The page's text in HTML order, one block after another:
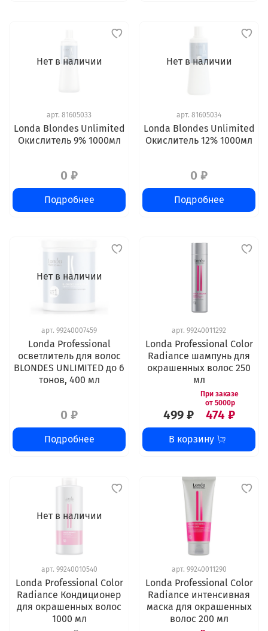
Нет в наличии
арт. 81605033
Londa Blondes Unlimited
Окислитель 9% 1000мл
0 ₽
Подробнее
Нет в наличии
арт. 81605034
Londa Blondes Unlimited
Окислитель 12% 1000мл
0 ₽
Подробнее
Нет в наличии
арт. 99240007459
Londa Professional
осветлитель для волос
BLONDES UNLIMITED до 6
тонов, 400 мл
0 ₽
Подробнее
арт. 99240011292
Londa Professional Color
Radiance шампунь для
окрашенных волос 250
мл
499 ₽ 474 ₽
В корзину
Нет в наличии
арт. 99240010540
Londa Professional Color
Radiance Кондиционер
для окрашенных волос
1000 мл
арт. 99240011290
Londa Professional Color
Radiance интенсивная
маска для окрашенных
волос 200 мл